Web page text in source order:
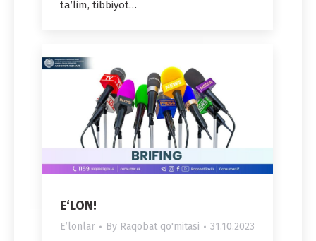
ta’lim, tibbiyot…
E‘LON!
Eʼlonlar By Raqobat qo'mitasi 31.10.2023